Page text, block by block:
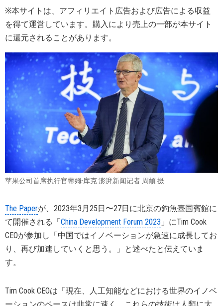
※本サイトは、アフィリエイト広告および広告による収益
を得て運営しています。購入により売上の一部が本サイト
に還元されることがあります。
苹果公司首席执行官蒂姆·库克 澎湃新闻记者 周頔 摄
The Paperが、2023年3月25日〜27日に北京の釣魚臺国賓館に
て開催される「China Development Forum 2023 」にTim Cook
CEOが参加し「中国ではイノベーションが急速に成長してお
り、再び加速していくと思う。」と述べたと伝えていま
す。
Tim Cook CEOは「現在、人工知能などにおける世界のイノベ